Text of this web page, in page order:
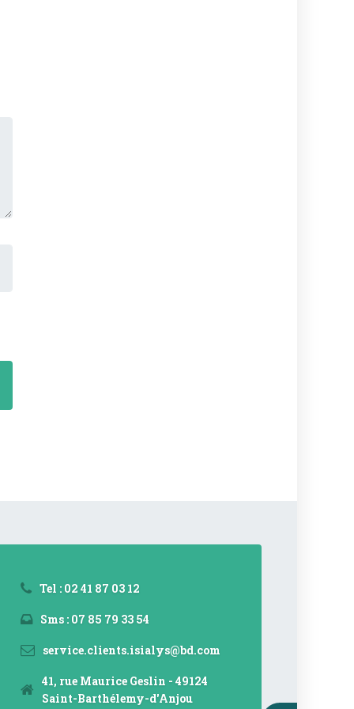
Tel : 02 41 87 03 12
Sms : 07 85 79 33 54
service.clients.isialys@bd.com
41, rue Maurice Geslin - 49124
Saint-Barthélemy-d'Anjou